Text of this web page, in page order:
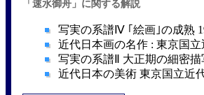
「速水御舟」に関する解説
写実の系譜Ⅳ ｢絵画｣の成熟
近代日本画の名作 : 東京国
写実の系譜Ⅱ 大正期の細密
近代日本の美術 東京国立